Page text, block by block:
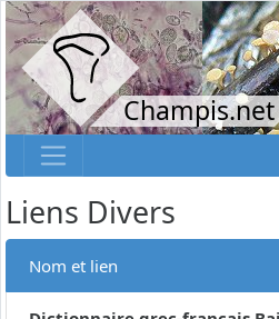
Champis.net
Liens Divers
Nom et lien